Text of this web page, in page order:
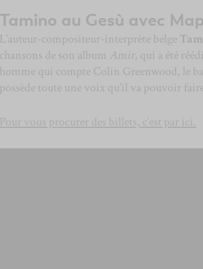
Tamino au Gesù avec
L’auteur-compositeur-interprète belge
chansons de son album Amir, qui a été
homme qui compte Colin Greenwood, le
possède toute une voix qu’il va pouvoir
Pour vous procurer des billets, c’est par ici.